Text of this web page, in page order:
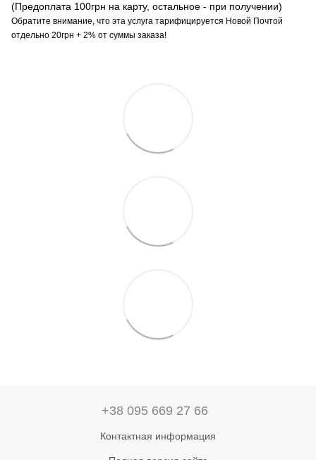
(Предоплата 100грн на карту, остальное - при получении)
Обратите внимание, что эта услуга тарифицируется Новой Почтой
отдельно 20грн + 2% от суммы заказа!
+38 095 669 27 66
Контактная информация